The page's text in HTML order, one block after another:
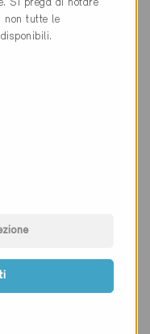
fensterbau.ch
AG
Si prega di notare
non tutte le